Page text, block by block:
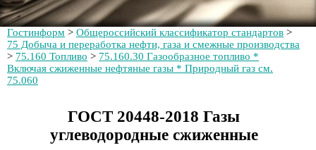
Гостинформ > Общероссийский классификатор стандартов >
75 Добыча и переработка нефти, газа и смежные производства
> 75.160 Топливо > 75.160.30 Газообразное топливо *
Включая сжиженные нефтяные газы * Природный газ см.
75.060
ГОСТ 20448-2018 Газы
углеводородные сжиженные